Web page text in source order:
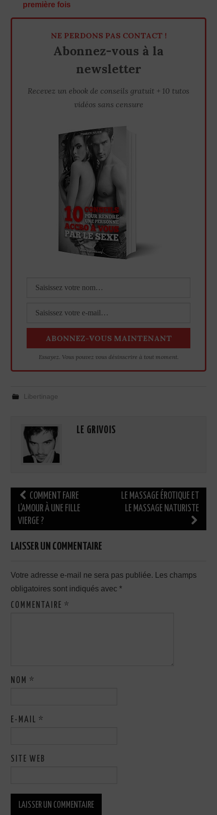
première fois
NE PERDONS PAS CONTACT !
Abonnez-vous à la
newsletter
Recevez un ebook de conseils gratuit + 10 tutos
vidéos sans censure
Essayez. Vous pouvez vous désinscrire à tout moment.
Libertinage
LE GRIVOIS
Navigation
des
articles
COMMENT FAIRE
L’AMOUR À UNE FILLE
VIERGE ?
LE MASSAGE ÉROTIQUE ET
LE MASSAGE NATURISTE
LAISSER UN COMMENTAIRE
Votre adresse e-mail ne sera pas publiée. Les champs
obligatoires sont indiqués avec*
COMMENTAIRE*
NOM*
E-MAIL*
SITE WEB